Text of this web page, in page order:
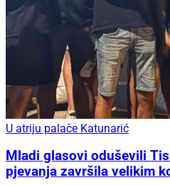
U atriju palače Katunarić
Mladi glasovi oduševili
pjevanja završila velikim